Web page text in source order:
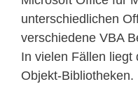
unterschiedlichen
verschiedene VBA
In vielen Fällen liegt
Objekt-Bibliotheken.